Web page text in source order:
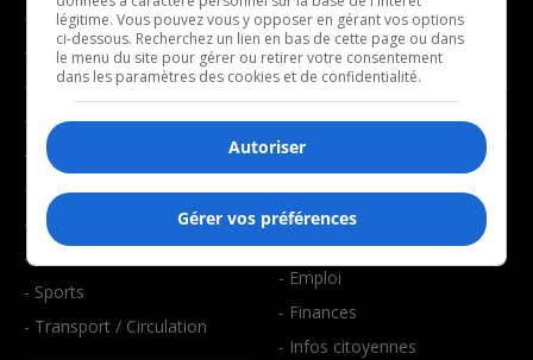
- Affaires municipales
- Communauté / Social
- Culture
- Économie
- Éducation
- Environnement
- Faits divers
- Santé et bien-être
- Sports
- Transport / Circulation
- Décompte franco
- Joué récemment
- Affaires
- Art de vivre
- Bien-être
- Emploi
- Finances
- Infos citoyennes
légitime. Vous pouvez vous y opposer en gérant vos options
ci-dessous. Recherchez un lien en bas de cette page ou dans
le menu du site pour gérer ou retirer votre consentement
dans les paramètres des cookies et de confidentialité.
Autoriser
Gérer vos préférences